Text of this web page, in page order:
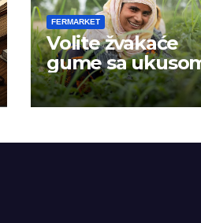
FERMARKET
Volite žvakaće
gume sa
mentola?